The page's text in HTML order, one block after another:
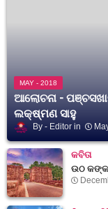
MAY - 2018
ଆଲୋଚନା -
ଲକ୍ଷ୍ମଣ ସାହୁ
Editor
କବିତା
ଉଠ